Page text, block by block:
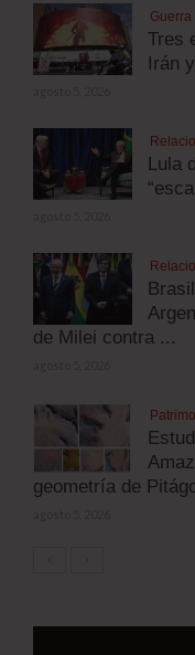
Tres
Irán
Lula
de Milei contra ...
geometría de